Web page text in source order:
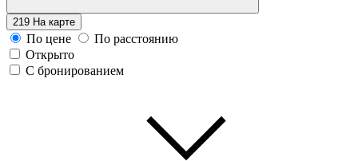
219 На карте
По цене
По расстоянию
Открыто
С бронированием